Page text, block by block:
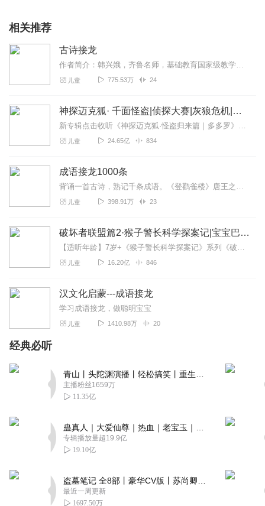
相关推荐
古诗接龙
作者简介：韩兴娥，齐鲁名师，基础教育国家级教学成果一等奖获得者，当当第十一届影响力作家教育名家，“课内海量阅读”教学法创始人。她用两个星期带领学生完成语文课本教...
儿童 775.53万 24
神探迈克狐· 千面怪盗|侦探大赛|灰狼危机|多多罗
新专辑点击收听《神探迈克狐·怪盗归来篇｜多多罗》！！！>>>点击进入主播橱窗购买《神探迈克狐》系列图书吧!<<<多多罗故事【点击前往】收听多多罗其他好玩有趣的故...
儿童 24.65亿 834
成语接龙1000条
背诵一首古诗，熟记千条成语。《登鹳雀楼》唐王之涣白日依山尽，黄河入海流。欲穷千里目，更上一层楼。成语接龙1000条巧妙地将《登鹳雀楼》全诗的20个字作为龙头，...
儿童 398.91万 23
破坏者联盟篇2·猴子警长科学探案记|宝宝巴士故事
【适听年龄】7岁+《猴子警长科学探案记》系列《破坏者联盟篇1·猴子警长科学探案记》>>>《破坏者联盟篇2·猴子警长科学探案记》>>>《破坏者联盟篇3·猴子警长科...
儿童 16.20亿 846
汉文化启蒙---成语接龙
学习成语接龙，做聪明宝宝
儿童 1410.98万 20
经典必听
主播粉丝1659万
11.35亿
专辑播放量超19.9亿
19.10亿
最近一周更新
1697.50万